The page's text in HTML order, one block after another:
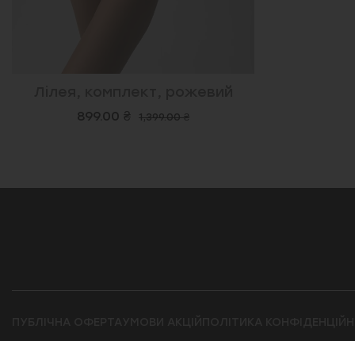
899.00 ₴ 1,399.00 ₴